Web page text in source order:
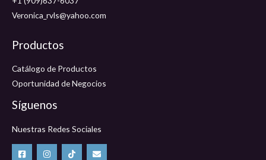
Veronica_rvls@yahoo.com
Productos
Catálogo de Productos
Oportunidad de Negocios
Síguenos
Nuestras Redes Sociales